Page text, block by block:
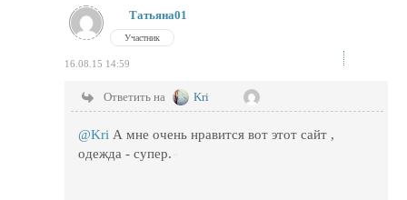
Татьяна01
Участник
16.08.15 14:59
Ответить на Kri
@Kri А мне очень нравится вот этот сайт ,
одежда - супер.